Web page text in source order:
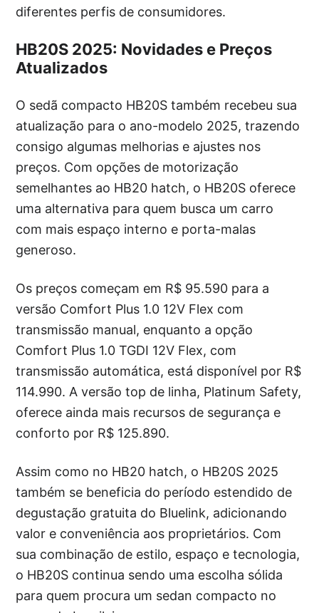
diferentes perfis de consumidores.
HB20S 2025: Novidades e Preços
Atualizados
O sedã compacto HB20S também recebeu sua
atualização para o ano-modelo 2025, trazendo
consigo algumas melhorias e ajustes nos
preços. Com opções de motorização
semelhantes ao HB20 hatch, o HB20S oferece
uma alternativa para quem busca um carro
com mais espaço interno e porta-malas
generoso.
Os preços começam em R$ 95.590 para a
versão Comfort Plus 1.0 12V Flex com
transmissão manual, enquanto a opção
Comfort Plus 1.0 TGDI 12V Flex, com
transmissão automática, está disponível por R$
114.990. A versão top de linha, Platinum Safety,
oferece ainda mais recursos de segurança e
conforto por R$ 125.890.
Assim como no HB20 hatch, o HB20S 2025
também se beneficia do período estendido de
degustação gratuita do Bluelink, adicionando
valor e conveniência aos proprietários. Com
sua combinação de estilo, espaço e tecnologia,
o HB20S continua sendo uma escolha sólida
para quem procura um sedan compacto no